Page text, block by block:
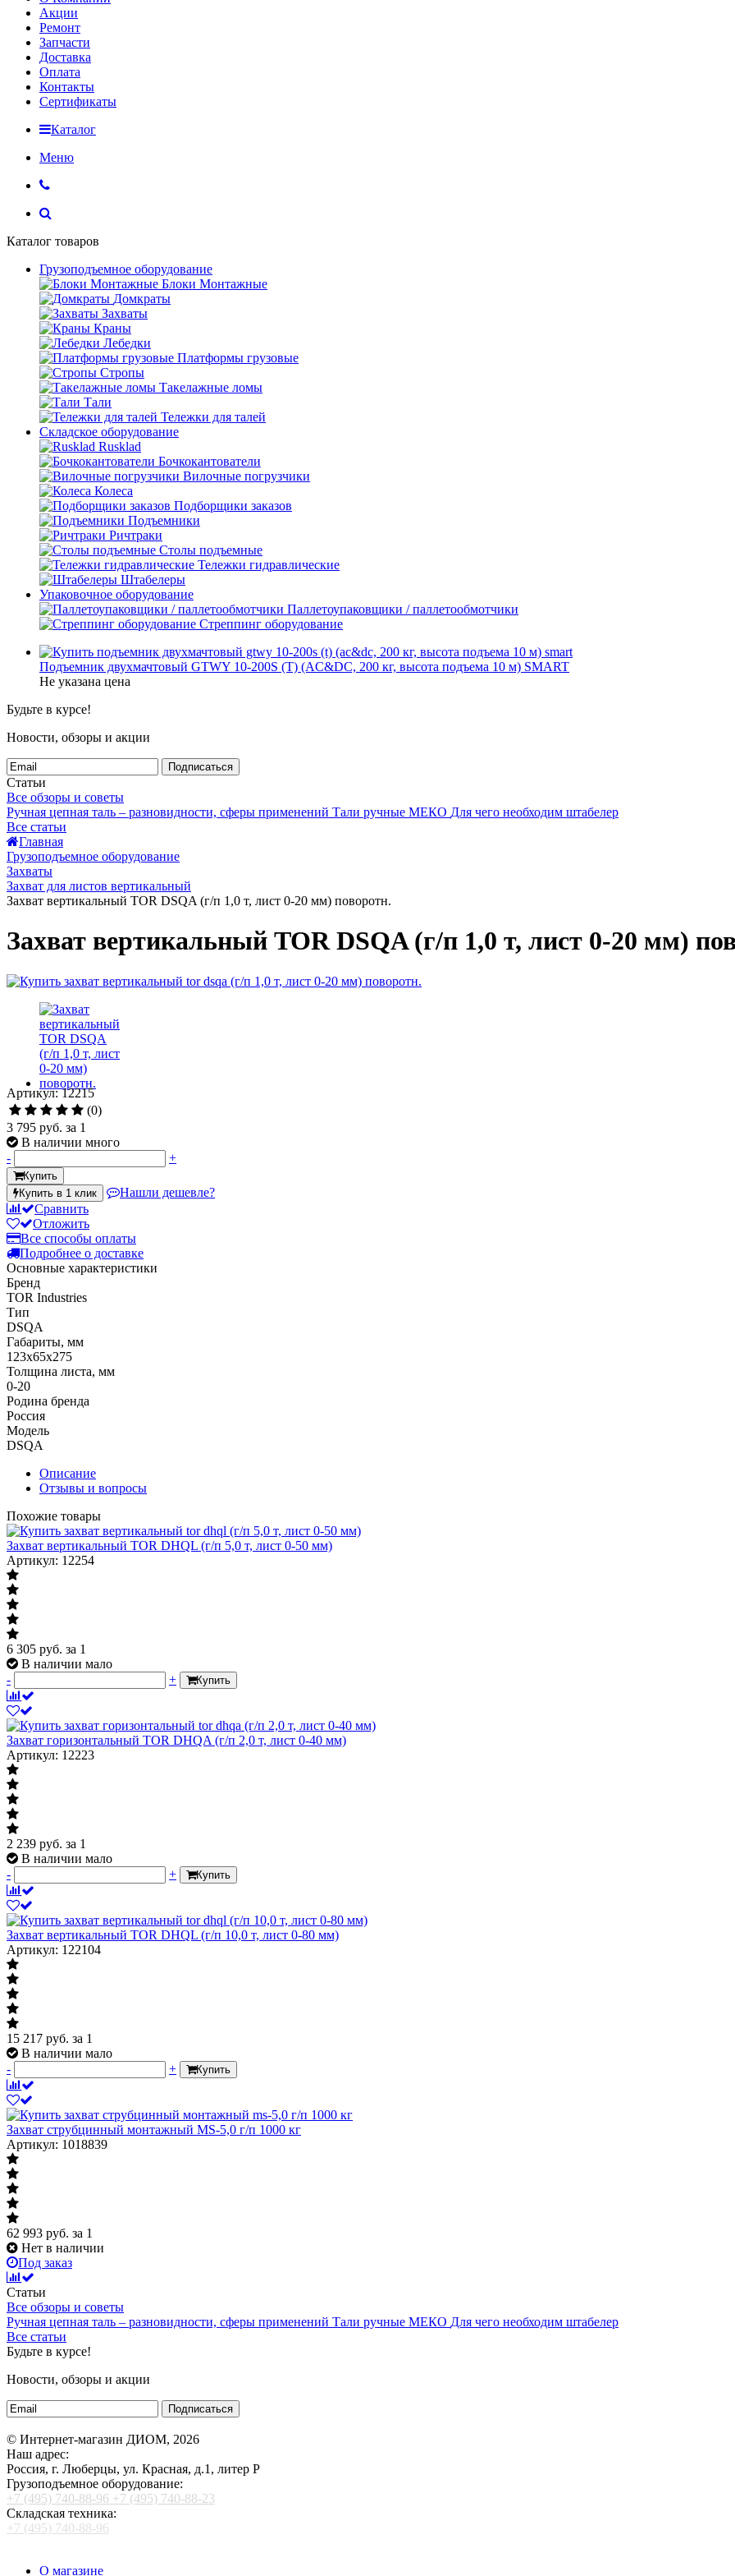
Акции
Ремонт
Запчасти
Доставка
Оплата
Контакты
Сертификаты
Каталог
Меню
Каталог товаров
Грузоподъемное оборудование
Блоки Монтажные
Домкраты
Захваты
Краны
Лебедки
Платформы грузовые
Стропы
Такелажные ломы
Тали
Тележки для талей
Складское оборудование
Rusklad
Бочкокантователи
Вилочные погрузчики
Колеса
Подборщики заказов
Подъемники
Ричтраки
Столы подъемные
Тележки гидравлические
Штабелеры
Упаковочное оборудование
Паллетоупаковщики / паллетообмотчики
Стреппинг оборудование
Подъемник двухмачтовый GTWY 10-200S (T) (AC&DC, 200 кг, высота подъема 10 м) SMART
Не указана цена
Будьте в курсе!
Новости, обзоры и акции
Подписаться
Статьи
Все обзоры и советы
Ручная цепная таль – разновидности, сферы применений Тали ручные МЕКО Для чего необходим штабелер
Все статьи
Главная
Грузоподъемное оборудование
Захваты
Захват для листов вертикальный
Захват вертикальный TOR DSQA (г/п 1,0 т, лист 0-20 мм) поворотн.
Захват вертикальный TOR DSQA (г/п 1,0 т, лист 0-20 мм)
Артикул: 12215
(0)
3 795 руб. за 1
В наличии много
-
+
Купить
Купить в 1 клик
Нашли дешевле?
Сравнить
Отложить
Все способы оплаты
Подробнее о доставке
Основные характеристики
Бренд
TOR Industries
Тип
DSQA
Габариты, мм
123х65х275
Толщина листа, мм
0-20
Родина бренда
Россия
Модель
DSQA
Описание
Отзывы и вопросы
Похожие товары
Захват вертикальный TOR DHQL (г/п 5,0 т, лист 0-50 мм)
Артикул: 12254
6 305 руб. за 1
В наличии мало
-
+ Купить
Захват горизонтальный TOR DHQA (г/п 2,0 т, лист 0-40 мм)
Артикул: 12223
2 239 руб. за 1
В наличии мало
-
+ Купить
Захват вертикальный TOR DHQL (г/п 10,0 т, лист 0-80 мм)
Артикул: 122104
15 217 руб. за 1
В наличии мало
-
+ Купить
Захват струбцинный монтажный MS-5,0 г/п 1000 кг
Артикул: 1018839
62 993 руб. за 1
Нет в наличии
Под заказ
Статьи
Все обзоры и советы
Ручная цепная таль – разновидности, сферы применений Тали ручные МЕКО Для чего необходим штабелер
Все статьи
Будьте в курсе!
Новости, обзоры и акции
Подписаться
© Интернет-магазин ДИОМ, 2026
Наш адрес:
Россия, г. Люберцы, ул. Красная, д.1, литер Р
Грузоподъемное оборудование:
+7 (495) 740-88-96 +7 (495) 740-88-23
Складская техника:
+7 (495) 740-88-96
О магазине